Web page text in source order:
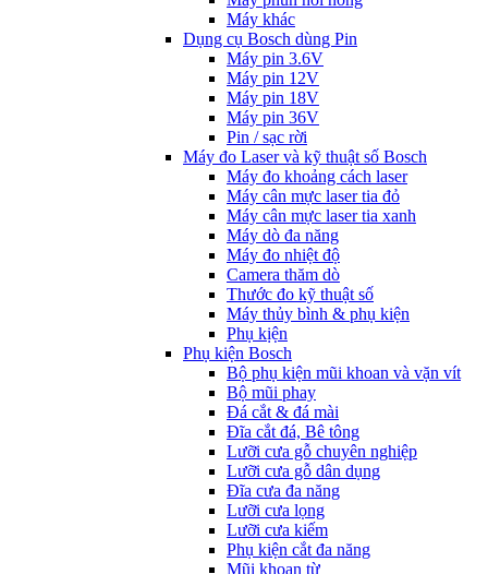
Máy khác
Dụng cụ Bosch dùng Pin
Máy pin 3.6V
Máy pin 12V
Máy pin 18V
Máy pin 36V
Pin / sạc rời
Máy đo Laser và kỹ thuật số Bosch
Máy đo khoảng cách laser
Máy cân mực laser tia đỏ
Máy cân mực laser tia xanh
Máy dò đa năng
Máy đo nhiệt độ
Camera thăm dò
Thước đo kỹ thuật số
Máy thủy bình & phụ kiện
Phụ kịện
Phụ kiện Bosch
Bộ phụ kiện mũi khoan và vặn vít
Bộ mũi phay
Đá cắt & đá mài
Đĩa cắt đá, Bê tông
Lưỡi cưa gỗ chuyên nghiệp
Lưỡi cưa gỗ dân dụng
Đĩa cưa đa năng
Lưỡi cưa lọng
Lưỡi cưa kiếm
Phụ kiện cắt đa năng
Mũi khoan từ